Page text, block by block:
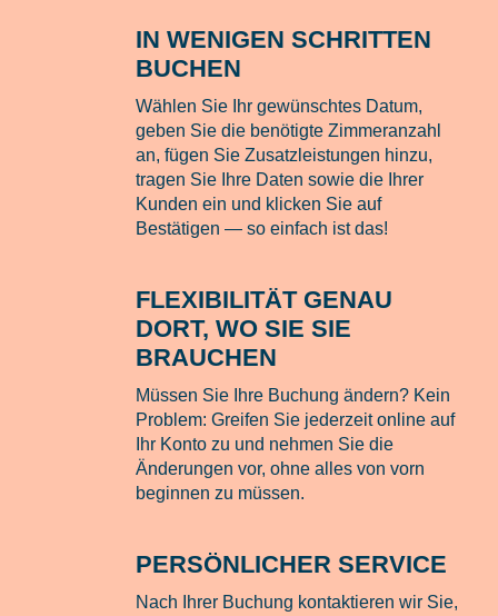
IN WENIGEN SCHRITTEN
BUCHEN
Wählen Sie Ihr gewünschtes Datum,
geben Sie die benötigte Zimmeranzahl
an, fügen Sie Zusatzleistungen hinzu,
tragen Sie Ihre Daten sowie die Ihrer
Kunden ein und klicken Sie auf
Bestätigen — so einfach ist das!
FLEXIBILITÄT GENAU
DORT, WO SIE SIE
BRAUCHEN
Müssen Sie Ihre Buchung ändern? Kein
Problem: Greifen Sie jederzeit online auf
Ihr Konto zu und nehmen Sie die
Änderungen vor, ohne alles von vorn
beginnen zu müssen.
PERSÖNLICHER SERVICE
Nach Ihrer Buchung kontaktieren wir Sie,